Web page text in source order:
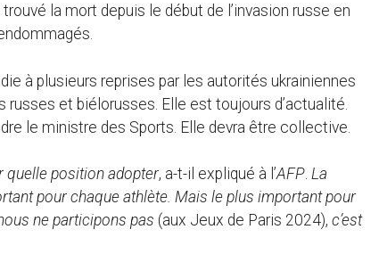
la mort depuis le début de l’invasion russe en
à plusieurs reprises par les autorités ukrainiennes
russes et biélorusses. Elle est toujours d’actualité.
le ministre des Sports. Elle devra être collective.
quelle position adopter, a-t-il expliqué à l’AFP La
pour chaque athlète. Mais le plus important pour
ne participons pas (aux Jeux de Paris 2024), c’est